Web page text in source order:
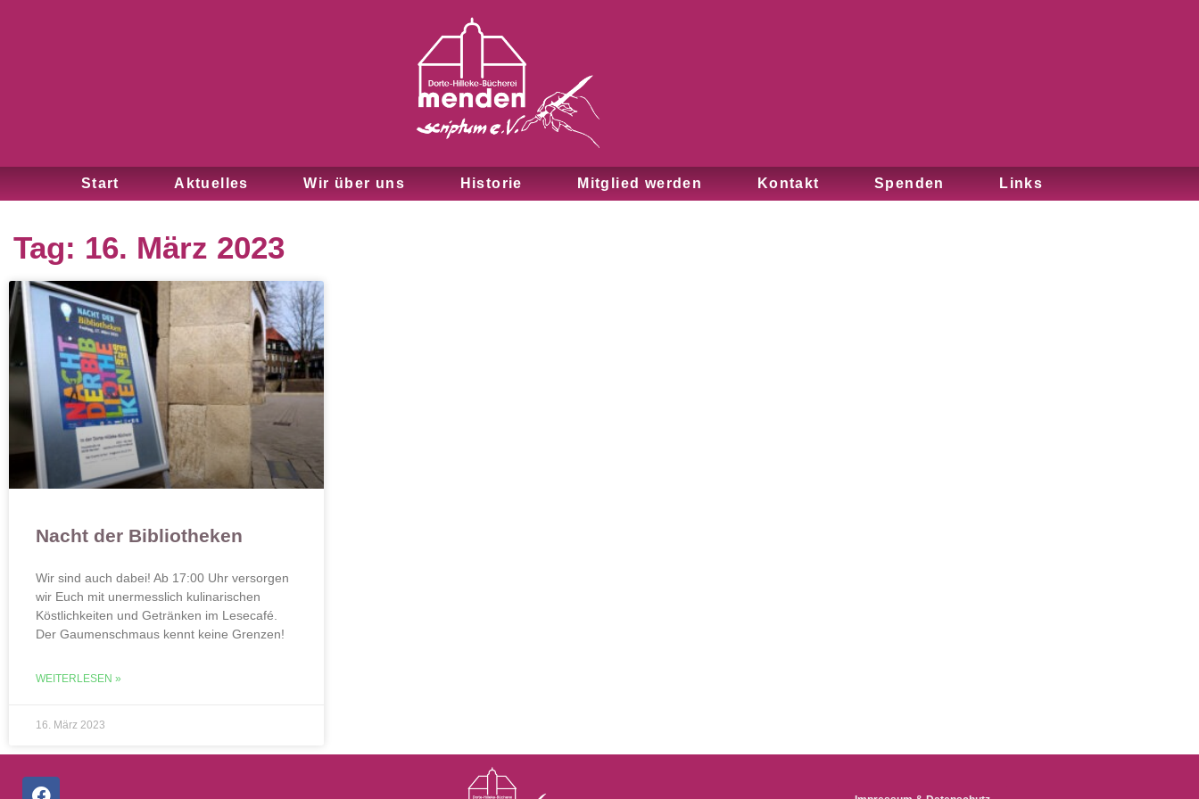
Start Aktuelles Wir über uns Historie Mitglied werden Kontakt Spenden Links
Tag: 16. März 2023
Nacht der Bibliotheken
Wir sind auch dabei! Ab 17:00 Uhr versorgen
wir Euch mit unermesslich kulinarischen
Köstlichkeiten und Getränken im Lesecafé.
Der Gaumenschmaus kennt keine Grenzen!
WEITERLESEN »
16. März 2023